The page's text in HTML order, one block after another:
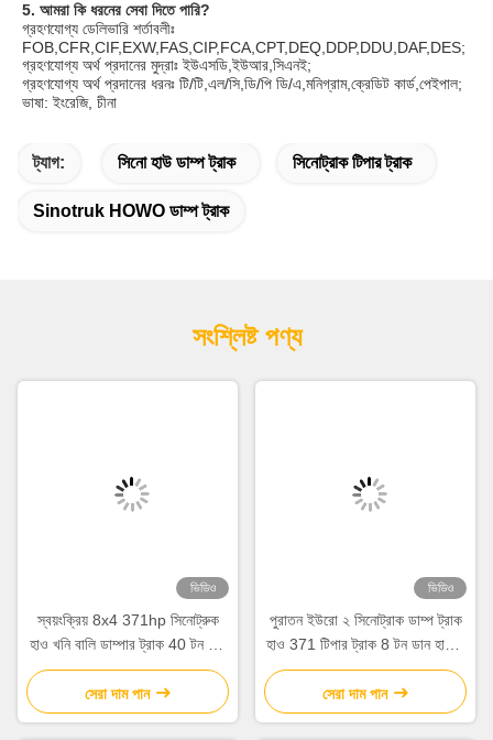
5. আমরা কি ধরনের সেবা দিতে পারি?
গ্রহণযোগ্য ডেলিভারি শর্তাবলীঃ
FOB,CFR,CIF,EXW,FAS,CIP,FCA,CPT,DEQ,DDP,DDU,DAF,DES;
গ্রহণযোগ্য অর্থ প্রদানের মুদ্রাঃ ইউএসডি,ইউআর,সিএনই;
গ্রহণযোগ্য অর্থ প্রদানের ধরনঃ টি/টি,এল/সি,ডি/পি ডি/এ,মনিগ্রাম,ক্রেডিট কার্ড,পেইপাল;
ভাষা: ইংরেজি, চীনা
ট্যাগ: সিনো হাউ ডাম্প ট্রাক সিনোট্রাক টিপার ট্রাক
Sinotruk HOWO ডাম্প ট্রাক
সংশ্লিষ্ট পণ্য
ভিডিও
স্বয়ংক্রিয় 8x4 371hp সিনোট্রুক
হাও খনি বালি ডাম্পার ট্রাক 40 টন 60
টন আফ্রিকায়
সেরা দাম পান
ভিডিও
পুরাতন ইউরো ২ সিনোট্রাক ডাম্প ট্রাক
হাও 371 টিপার ট্রাক 8 টন ডান হাতের
ড্রাইভ
সেরা দাম পান